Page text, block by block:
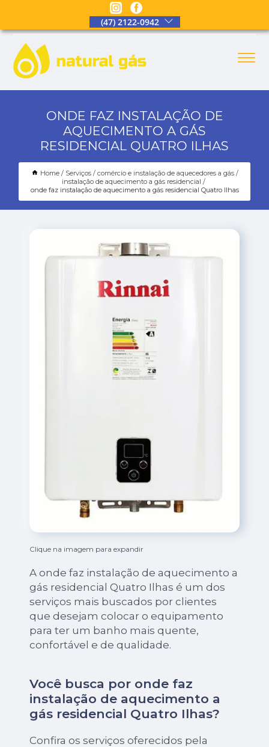
(47) 2122-0942
ONDE FAZ INSTALAÇÃO DE
AQUECIMENTO A GÁS
RESIDENCIAL QUATRO ILHAS
Home Serviços
comércio e instalação de aquecedores a gás
instalação de aquecimento a gás residencial
onde faz instalação de aquecimento a gás residencial Quatro Ilhas
Clique na imagem para expandir
A onde faz instalação de aquecimento a
gás residencial Quatro Ilhas é um dos
serviços mais buscados por clientes
que desejam colocar o equipamento
para ter um banho mais quente,
confortável e de qualidade.
Você busca por onde faz
instalação de aquecimento a
gás residencial Quatro Ilhas?
Confira os serviços oferecidos pela